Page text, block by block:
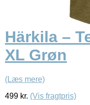
Härkila –
XL Grøn
(Læs mere)
499 kr. (Vis fragtpris)